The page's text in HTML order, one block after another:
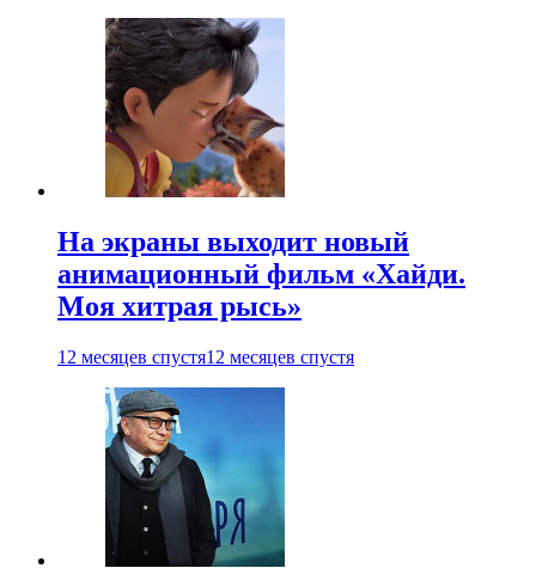
На экраны выходит новый
анимационный фильм «Хайди.
Моя хитрая рысь»
12 месяцев спустя12 месяцев спустя